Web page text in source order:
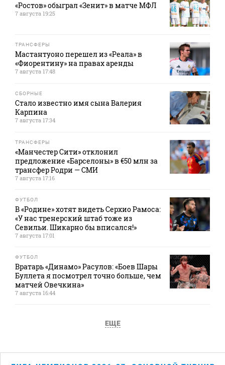
«Ростов» обыграл «Зенит» в матче МФЛ
7 августа 19:25
ТРАНСФЕРЫ
Мастантуоно перешел из «Реала» в
«Фиорентину» на правах аренды
7 августа 17:48
СБОРНЫЕ
Стало известно имя сына Валерия
Карпина
7 августа 17:34
ТРАНСФЕРЫ
«Манчестер Сити» отклонил
предложение «Барселоны» в €50 млн за
трансфер Родри — СМИ
7 августа 17:16
ФУТБОЛ
В «Родине» хотят видеть Серхио Рамоса:
«У нас тренерский штаб тоже из
Севильи. Шикарно бы вписался!»
7 августа 17:01
ФУТБОЛ
Вратарь «Динамо» Расулов: «Боев Шары
Буллета я посмотрел точно больше, чем
матчей Овечкина»
7 августа 16:44
ЕЩЕ